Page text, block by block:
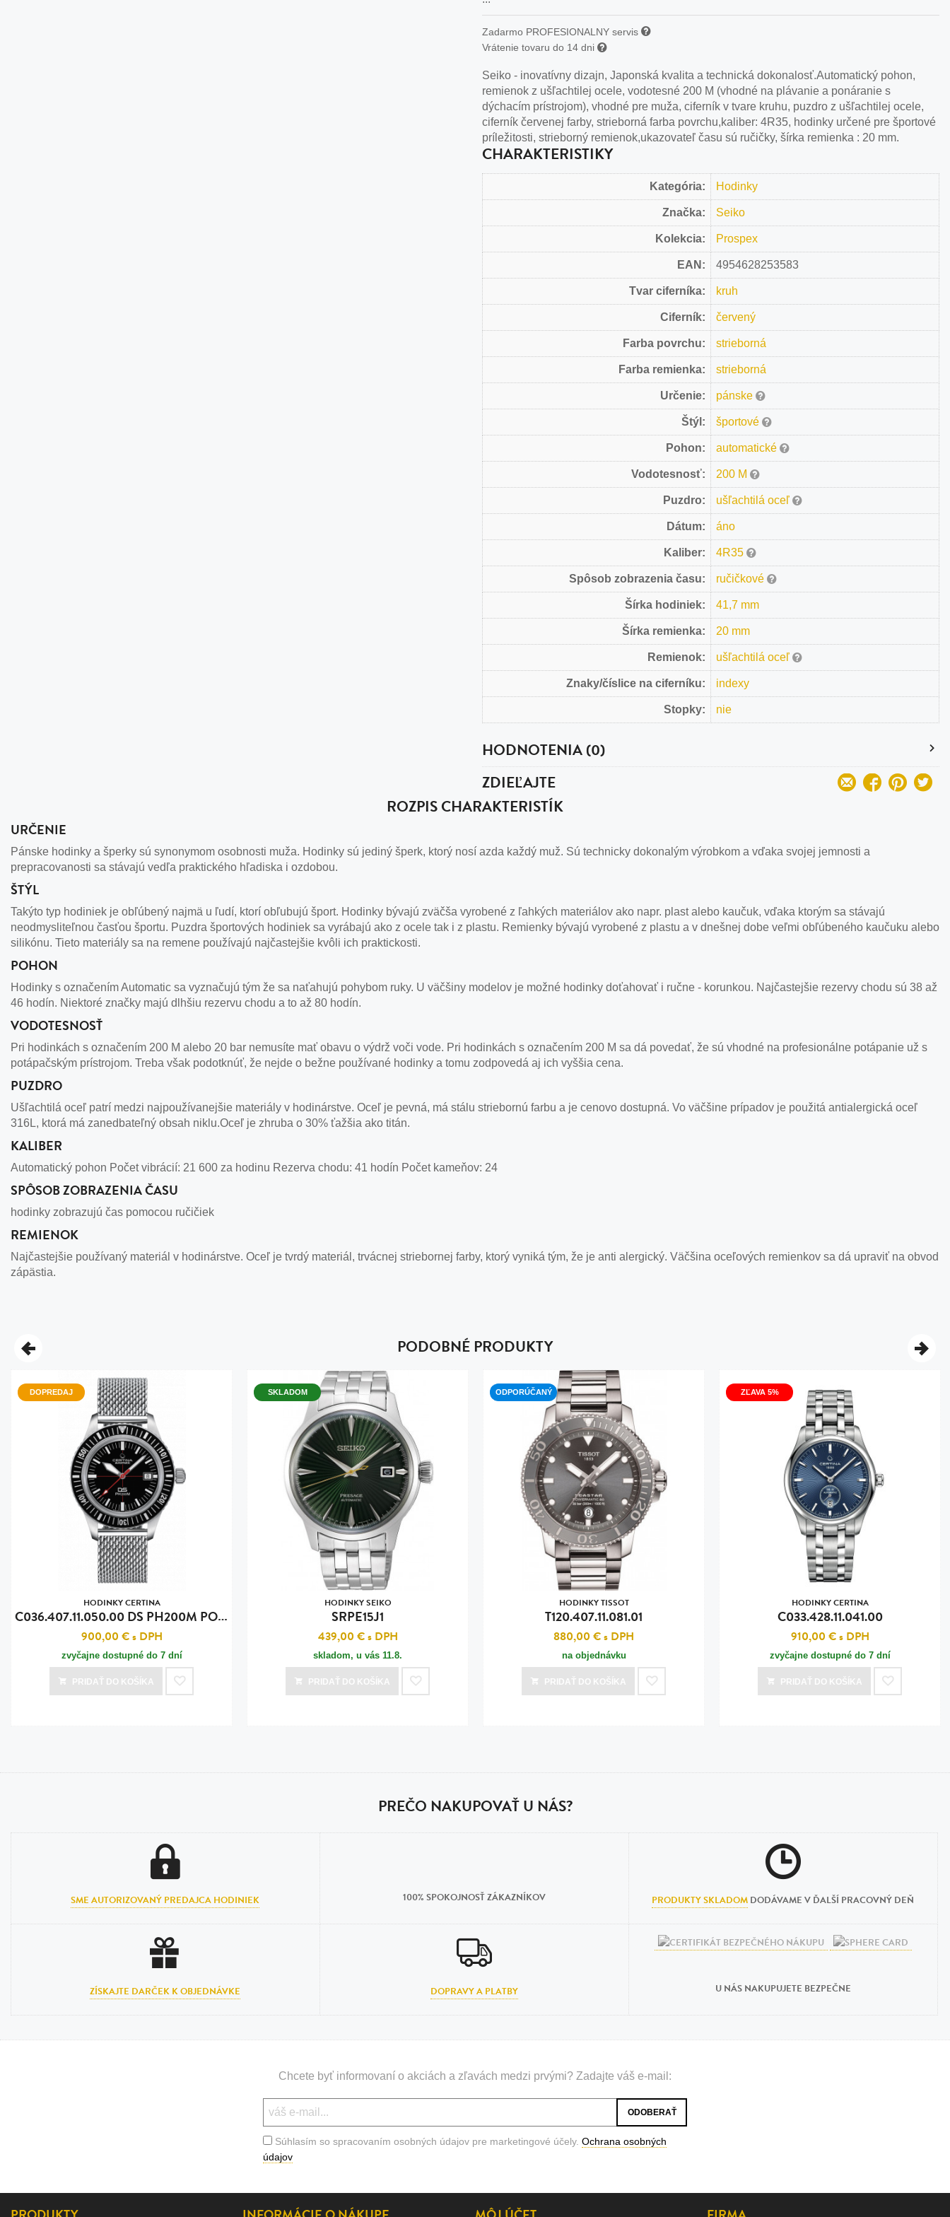
Zadarmo PROFESIONALNY servis
Vrátenie tovaru do 14 dni
Seiko - inovatívny dizajn, Japonská kvalita a technická dokonalosť.Automatický pohon,
remienok z ušľachtilej ocele, vodotesné 200 M (vhodné na plávanie a ponáranie s
dýchacím prístrojom), vhodné pre muža, ciferník v tvare kruhu, puzdro z ušľachtilej ocele,
ciferník červenej farby, strieborná farba povrchu,kaliber: 4R35, hodinky určené pre športové
príležitosti, strieborný remienok,ukazovateľ času sú ručičky, šírka remienka : 20 mm.
CHARAKTERISTIKY
Kategória: Hodinky
Značka: Seiko
Kolekcia: Prospex
EAN: 4954628253583
Tvar ciferníka: kruh
Ciferník: červený
Farba povrchu: strieborná
Farba remienka: strieborná
Určenie: pánske
Štýl: športové
Pohon: automatické
Vodotesnosť: 200 M
Puzdro: ušľachtilá oceľ
Dátum: áno
Kaliber: 4R35
Spôsob zobrazenia času: ručičkové
Šírka hodiniek: 41,7 mm
Šírka remienka: 20 mm
Remienok: ušľachtilá oceľ
Znaky/číslice na ciferníku: indexy
Stopky: nie
HODNOTENIA (0)
ZDIEĽAJTE
ROZPIS CHARAKTERISTÍK
URČENIE
Pánske hodinky a šperky sú synonymom osobnosti muža. Hodinky sú jediný šperk, ktorý nosí azda každý muž. Sú technicky dokonalým výrobkom a vďaka svojej jemnosti a
prepracovanosti sa stávajú vedľa praktického hľadiska i ozdobou.
ŠTÝL
Takýto typ hodiniek je obľúbený najmä u ľudí, ktorí obľubujú šport. Hodinky bývajú zväčša vyrobené z ľahkých materiálov ako napr. plast alebo kaučuk, vďaka ktorým sa stávajú
neodmysliteľnou časťou športu. Puzdra športových hodiniek sa vyrábajú ako z ocele tak i z plastu. Remienky bývajú vyrobené z plastu a v dnešnej dobe veľmi obľúbeného kaučuku alebo
silikónu. Tieto materiály sa na remene používajú najčastejšie kvôli ich praktickosti.
POHON
Hodinky s označením Automatic sa vyznačujú tým že sa naťahujú pohybom ruky. U väčšiny modelov je možné hodinky doťahovať i ručne - korunkou. Najčastejšie rezervy chodu sú 38 až
46 hodín. Niektoré značky majú dlhšiu rezervu chodu a to až 80 hodín.
VODOTESNOSŤ
Pri hodinkách s označením 200 M alebo 20 bar nemusíte mať obavu o výdrž voči vode. Pri hodinkách s označením 200 M sa dá povedať, že sú vhodné na profesionálne potápanie už s
potápačským prístrojom. Treba však podotknúť, že nejde o bežne používané hodinky a tomu zodpovedá aj ich vyššia cena.
PUZDRO
Ušľachtilá oceľ patrí medzi najpoužívanejšie materiály v hodinárstve. Oceľ je pevná, má stálu striebornú farbu a je cenovo dostupná. Vo väčšine prípadov je použitá antialergická oceľ
316L, ktorá má zanedbateľný obsah niklu.Oceľ je zhruba o 30% ťažšia ako titán.
KALIBER
Automatický pohon Počet vibrácií: 21 600 za hodinu Rezerva chodu: 41 hodín Počet kameňov: 24
SPÔSOB ZOBRAZENIA ČASU
hodinky zobrazujú čas pomocou ručičiek
REMIENOK
Najčastejšie používaný materiál v hodinárstve. Oceľ je tvrdý materiál, trvácnej striebornej farby, ktorý vyniká tým, že je anti alergický. Väčšina oceľových remienkov sa dá upraviť na obvod
zápästia.
PODOBNÉ PRODUKTY
DOPREDAJ
HODINKY CERTINA
C
036.407.11.050.00 DS PH200M POWERMATIC80
900,00 €s DPH
zvyčajne dostupné do 7 dní
PRIDAŤ DO KOŠÍKA
SKLADOM
HODINKY SEIKO
SRPE15J1
439,00 €s DPH
skladom, u vás 11.8.
PRIDAŤ DO KOŠÍKA
ODPORÚČANÝ
HODINKY TISSOT
T120.407.11.081.01
880,00 €s DPH
na objednávku
PRIDAŤ DO KOŠÍKA
ZĽAVA 5%
HODINKY CERTINA
C033.428.11.041.00
910,00 €s DPH
zvyčajne dostupné do 7 dní
PRIDAŤ DO KOŠÍKA
PREČO NAKUPOVAŤ U NÁS?
SME AUTORIZOVANÝ PREDAJCA HODINIEK 100% SPOKOJNOSŤ ZÁKAZNÍKOV PRODUKTY SKLADOM DODÁVAME V ĎALŠÍ PRACOVNÝ DEŇ
ZÍSKAJTE DARČEK K OBJEDNÁVKE DOPRAVY A PLATBY U NÁS NAKUPUJETE BEZPEČNE
Chcete byť informovaní o akciách a zľavách medzi prvými? Zadajte váš e-mail:
Súhlasím so spracovaním osobných údajov pre marketingové účely. Ochrana osobných
údajov